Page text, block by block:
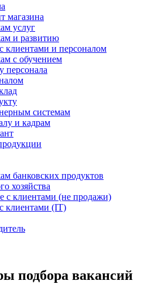
магазина
услуг
и развитию
клиентами и персоналом
с обучением
персонала
системам
и кадрам
банковских продуктов
хозяйства
с клиентами (не продажи)
клиентами (IT)
подбора вакансий